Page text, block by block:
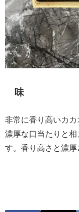
味
非常に香り高いカカ
濃厚な口当たりと
す。香り高さと濃厚